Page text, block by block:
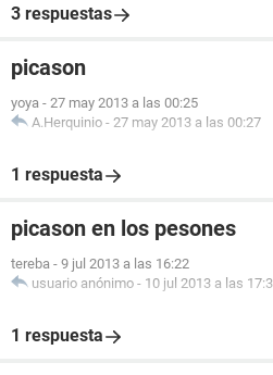
3 respuestas
picason
yoya - 27 may 2013 a las 00:25
A.Herquinio - 27 may 2013 a las 00:27
1 respuesta
picason en los pesones
tereba - 9 jul 2013 a las 16:22
usuario anónimo - 10 jul 2013 a las
1 respuesta